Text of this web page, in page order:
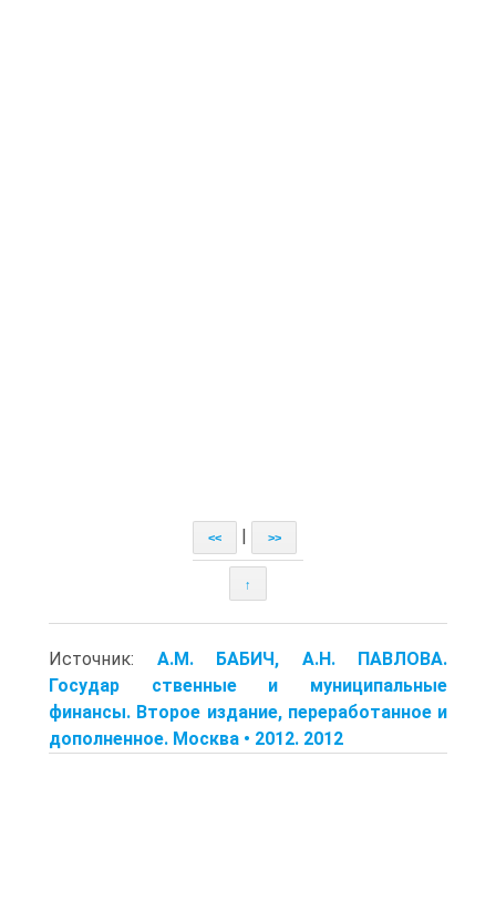
<< >>
↑
Источник: A.M. БАБИЧ, A.H. ПАВЛОВА.
Государ ственные и муниципальные
финансы. Второе издание, переработанное и
дополненное. Москва • 2012. 2012